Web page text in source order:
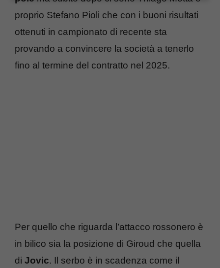
proprio Stefano Pioli che con i buoni risultati
ottenuti in campionato di recente sta
provando a convincere la società a tenerlo
fino al termine del contratto nel 2025.
Per quello che riguarda l’attacco rossonero è
in bilico sia la posizione di Giroud che quella
di Jovic. Il serbo è in scadenza come il